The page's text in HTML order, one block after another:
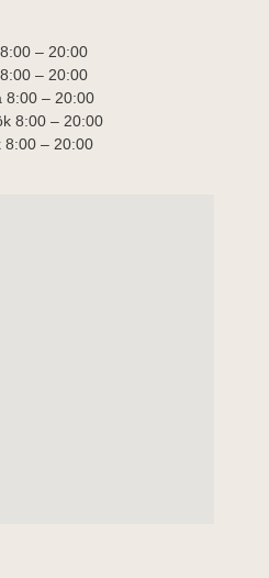
– 20:00
– 20:00
8:00 – 20:00
8:00 – 20:00
8:00 – 20:00